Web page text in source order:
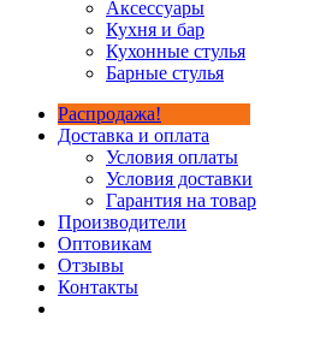
Аксессуары
Кухня и бар
Кухонные стулья
Барные стулья
Распродажа!
Доставка и оплата
Условия оплаты
Условия доставки
Гарантия на товар
Производители
Оптовикам
Отзывы
Контакты